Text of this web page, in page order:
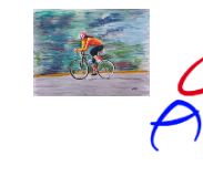
Aller
contenu